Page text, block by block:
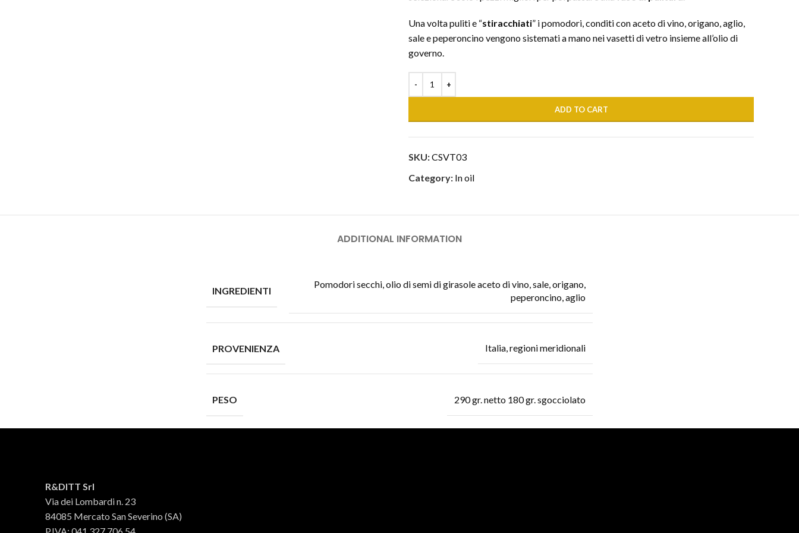
Una volta puliti e “stiracchiati” i pomodori, conditi con aceto di vino, origano, aglio,
sale e peperoncino vengono sistemati a mano nei vasetti di vetro insieme all’olio di
governo.
ADD TO CART
SKU:CSVT03
Category: In oil
ADDITIONAL INFORMATION
INGREDIENTI
Pomodori secchi, olio di semi di girasole aceto di vino, sale, origano,
peperoncino, aglio
PROVENIENZA Italia, regioni meridionali
PESO 290 gr. netto 180 gr. sgocciolato
R&DITT Srl
Via dei Lombardi n. 23
84085 Mercato San Severino (SA)
P.IVA: 041 327 706 54